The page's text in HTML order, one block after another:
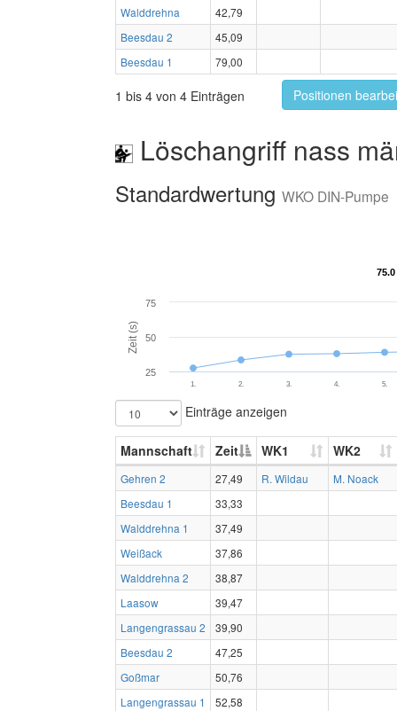
Walddrehna
42,79
Beesdau 2
45,09
Beesdau 1
79,00
1 bis 4 von 4 Einträgen Positionen
Löschangriff nass
Standardwertung WKO DIN-Pumpe
75.0
75.0
Zeit (s)
1. 2. 3. 4. 5.
25
50
75
Einträge anzeigen
Mannschaft Zeit WK1 WK2
Gehren 2 27,49 R. Wildau
M. Noack
Beesdau 1
33,33
Walddrehna 1
37,49
Weißack
37,86
Walddrehna 2
38,87
Laasow
39,47
Langengrassau 2
39,90
Beesdau 2
47,25
Goßmar
50,76
Langengrassau 1
52,58